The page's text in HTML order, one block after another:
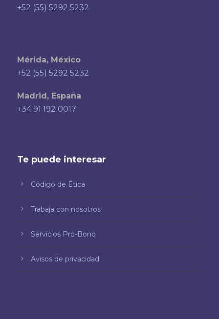
+52 (55) 5292 5232
Mérida, México
+52 (55) 5292 5232
Madrid, España
+34 91 192 0017
Te puede interesar
Código de Ética
Trabaja con nosotros
Servicios Pro-Bono
Avisos de privacidad